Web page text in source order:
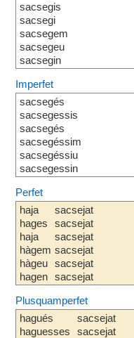
sacsegis
sacsegi
sacsegem
sacsegeu
sacsegin
Imperfet
sacsegés
sacsegessis
sacsegés
sacsegéssim
sacsegéssiu
sacsegessin
Perfet
haja
hages
haja
hàgem
hàgeu
hagen
sacsejat
sacsejat
sacsejat
sacsejat
sacsejat
sacsejat
Plusquamperfet
hagués
haguesses
sacsejat
sacsejat